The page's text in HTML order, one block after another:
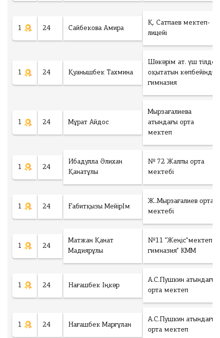
1 24 Сайбекова Амира
Қ. Сатпаев мектеп-
лицейі
1 24 Қуанышбек Тахмина
Шәкәрім ат. үш тілде
оқытатын көпбейінді
гимназия
1 24 Мұрат Айдос
Мырзағалиева
атындағы орта
мектеп
1 24
Ибадулла Әлихан
Қанатұлы
№ 72 Жалпы орта
мектебі
1 24 Ғабитқызы МейірІм
Ж..Мырзағалиев орта
мектебі
1 24
Матжан Қанат
Мадиярұлы
№11 "Жеңіс"мектеп-
гимназия" КММ
1 24 Нағашбек Іңкәр
А.С.Пушкин атындағы
орта мектеп
1 24 Нағашбек Марғұлан
А.С.Пушкин атындағы
орта мектеп